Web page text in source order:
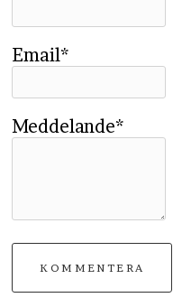
Email*
Meddelande*
KOMMENTERA